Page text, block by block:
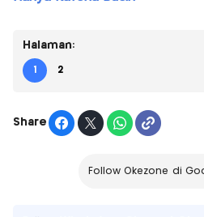
Halaman:
1 2
Share
Follow Okezone di